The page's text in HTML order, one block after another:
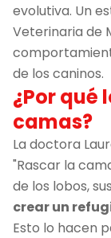
evolutiva. Un
Veterinaria de
de los caninos.
¿Por qué
camas?
La doctora
"Rascar la
de los lobos,
crear un
Esto lo hacen